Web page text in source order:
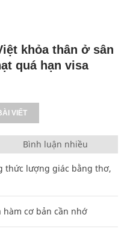
khỏa thân ở sân
quá hạn visa
VIẾT
Bình luận nhiều
thức lượng giác bằng thơ,
hàm cơ bản cần nhớ